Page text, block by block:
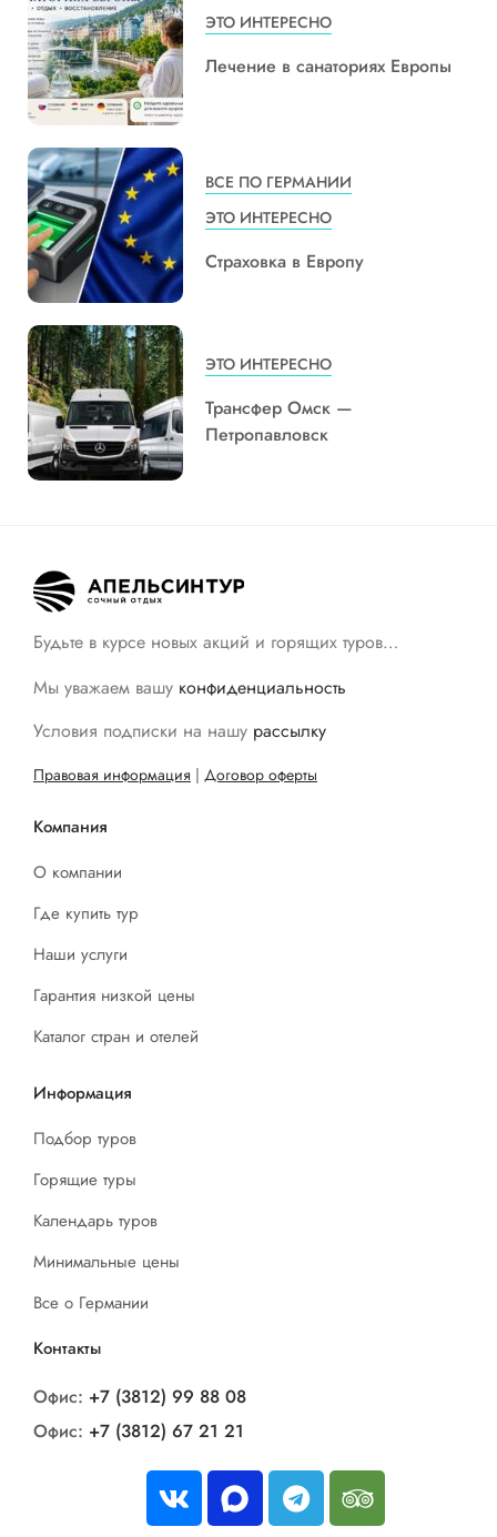
ЭТО ИНТЕРЕСНО
Лечение в санаториях Европы
ВСЕ ПО ГЕРМАНИИ
ЭТО ИНТЕРЕСНО
Страховка в Европу
ЭТО ИНТЕРЕСНО
Трансфер Омск —
Петропавловск
Будьте в курсе новых акций и горящих туров…
Мы уважаем вашу конфиденциальность
Условия подписки на нашу рассылку
Правовая информация | Договор оферты
Компания
О компании
Где купить тур
Наши услуги
Гарантия низкой цены
Каталог стран и отелей
Информация
Подбор туров
Горящие туры
Календарь туров
Минимальные цены
Все о Германии
Контакты
Офис: +7 (3812) 99 88 08
Офис: +7 (3812) 67 21 21